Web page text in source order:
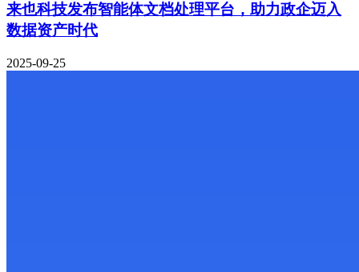
来也科技发布智能体文档处理平台，助力政企迈入
数据资产时代
2025-09-25